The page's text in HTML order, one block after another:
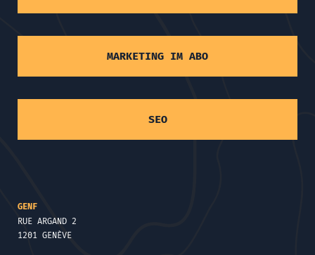
MARKETING IM ABO
SEO
GENF
RUE ARGAND 2
1201 GENÈVE